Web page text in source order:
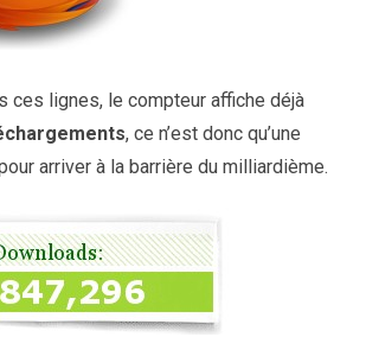
ces lignes, le compteur affiche déjà
, ce n’est donc qu’une
arriver à la barrière du milliardième.